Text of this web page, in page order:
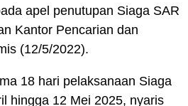
apel penutupan Siaga SAR
Kantor Pencarian dan
(12/5/2022).
18 hari pelaksanaan Siaga
hingga 12 Mei 2025, nyaris